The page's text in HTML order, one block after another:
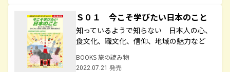
Ｓ０１ 今こそ学びたい日本のこと
知っているようで知らない 日本人の心、
食文化、職文化、信仰、地域の魅力など
BOOKS 旅の読み物
2022.07.21 発売